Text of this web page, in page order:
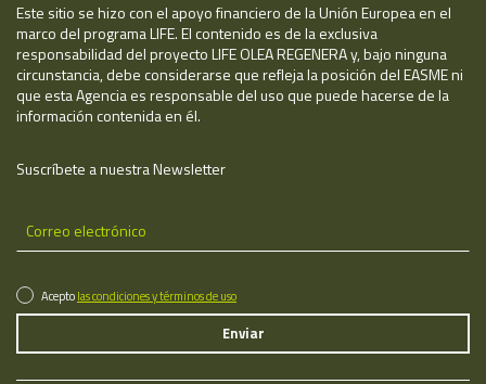
Este sitio se hizo con el apoyo financiero de la Unión Europea en el
marco del programa LIFE. El contenido es de la exclusiva
responsabilidad del proyecto LIFE OLEA REGENERA y, bajo ninguna
circunstancia, debe considerarse que refleja la posición del EASME ni
que esta Agencia es responsable del uso que puede hacerse de la
información contenida en él.
Suscríbete a nuestra Newsletter
Aceptolas condiciones y términos de uso